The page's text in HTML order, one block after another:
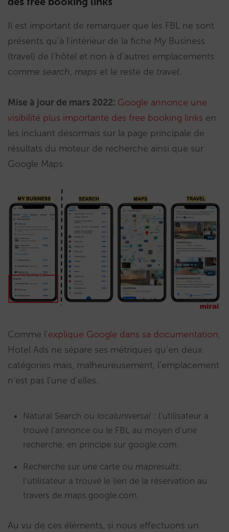
Il est important de remarquer que les FBL ne sont
présents qu’à l’intérieur de la fiche My Business
(travel) de l’hôtel et non à d’autres emplacements
comme search, maps et le reste de travel.
Mise à jour de mars 2022: Google annonce une
visibilité plus importante des free booking links en
les incluant désormais sur la page principale de
résultats du moteur de recherche ainsi que sur
Google Maps.
Comme l’explique Google dans sa documentation,
Hotel Ads ne sépare ses métriques qu’en deux
catégories mais, malheureusement, l’emplacement
n’est pas l’une d’elles.
Natural Search ou localuniversal : l’utilisateur a
trouvé l’annonce ou le FBL au moyen d’une
recherche, en principe sur google.com.
Recherche sur une carte ou mapresults :
l’utilisateur a trouvé le lien de la réservation au
travers de maps.google.com.
Au vu de ces éléments, si nous effectuons un